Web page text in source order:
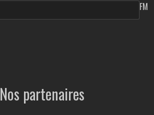
FM
Nos partenaires